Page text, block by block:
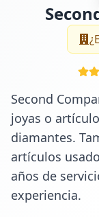
Second
joyas o
diamantes.
artículos
años de
experiencia.